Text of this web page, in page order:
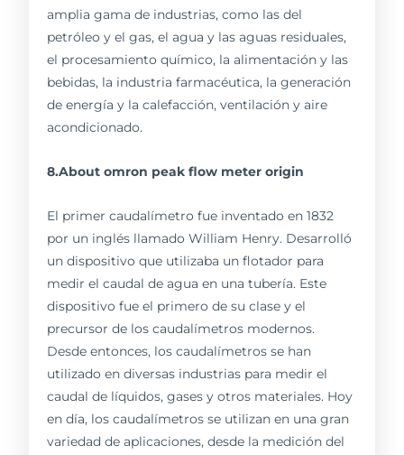
amplia gama de industrias, como las del
petróleo y el gas, el agua y las aguas residuales,
el procesamiento químico, la alimentación y las
bebidas, la industria farmacéutica, la generación
de energía y la calefacción, ventilación y aire
acondicionado.
8.About omron peak flow meter origin
El primer caudalímetro fue inventado en 1832
por un inglés llamado William Henry. Desarrolló
un dispositivo que utilizaba un flotador para
medir el caudal de agua en una tubería. Este
dispositivo fue el primero de su clase y el
precursor de los caudalímetros modernos.
Desde entonces, los caudalímetros se han
utilizado en diversas industrias para medir el
caudal de líquidos, gases y otros materiales. Hoy
en día, los caudalímetros se utilizan en una gran
variedad de aplicaciones, desde la medición del